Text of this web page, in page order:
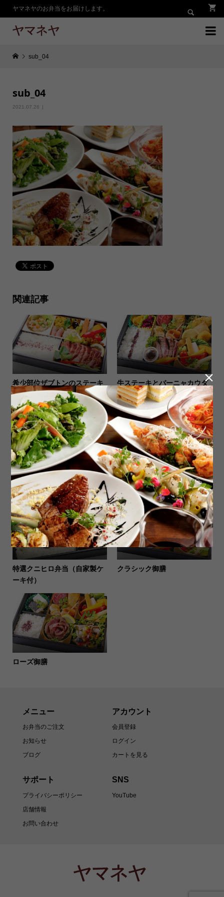
ヤマネヤのお弁当をお届けします。


sub_04
sub_04
2021.07.26
関連記事
希少部位ザブトンのステーキ
と彩御膳
牛ステーキとバーニャカウダ
御膳
小分け用ビニール袋
ローストチキンとバーニャカ
ウダ御膳
特選クニヒロ弁当（自家製ケ
ーキ付）
クラシック御膳
ローズ御膳
メニュー
お弁当のご注文
お知らせ
ブログ
アカウント
会員登録
ログイン
カートを見る
サポート
プライバシーポリシー
店舗情報
お問い合わせ
SNS
YouTube
